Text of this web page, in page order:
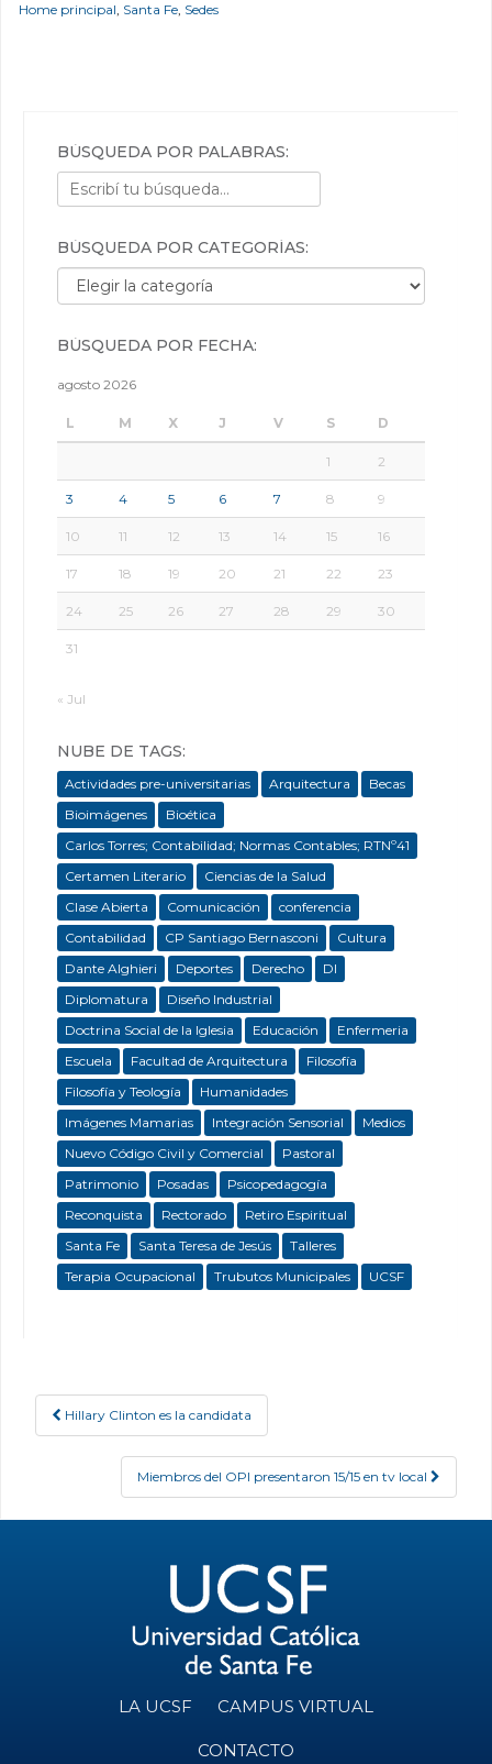
Home principal, Santa Fe, Sedes
BÚSQUEDA POR PALABRAS:
BÚSQUEDA POR CATEGORÍAS:
Búsqueda por categorías:
BÚSQUEDA POR FECHA:
agosto 2026
L M X J V S D
1 2
3 4 5 6 7 8 9
10 11 12 13 14 15 16
17 18 19 20 21 22 23
24 25 26 27 28 29 30
31
« Jul
NUBE DE TAGS:
Actividades pre-universitarias Arquitectura
Becas
Bioimágenes
Bioética
Carlos Torres; Contabilidad; Normas Contables; RTNº41
Certamen Literario
Ciencias de la Salud
Clase Abierta
Comunicación
conferencia
Contabilidad
CP Santiago Bernasconi
Cultura
Dante Alghieri
Deportes Derecho
DI
Diplomatura
Diseño Industrial
Doctrina Social de la Iglesia
Educación
Enfermeria
Escuela
Facultad de Arquitectura
Filosofía
Filosofía y Teología
Humanidades
Imágenes Mamarias
Integración Sensorial
Medios
Nuevo Código Civil y Comercial
Pastoral
Patrimonio
Posadas
Psicopedagogía
Reconquista
Rectorado
Retiro Espiritual
Santa Fe
Santa Teresa de Jesús
Talleres
Terapia Ocupacional
Trubutos Municipales UCSF
Post navigation
Hillary Clinton es la candidata
Miembros del OPI presentaron 15/15 en tv local
LA UCSF CAMPUS VIRTUAL
CONTACTO